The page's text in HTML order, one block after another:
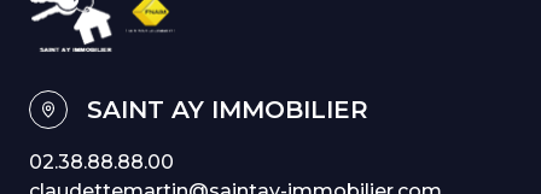
SAINT AY IMMOBILIER
02.38.88.88.00